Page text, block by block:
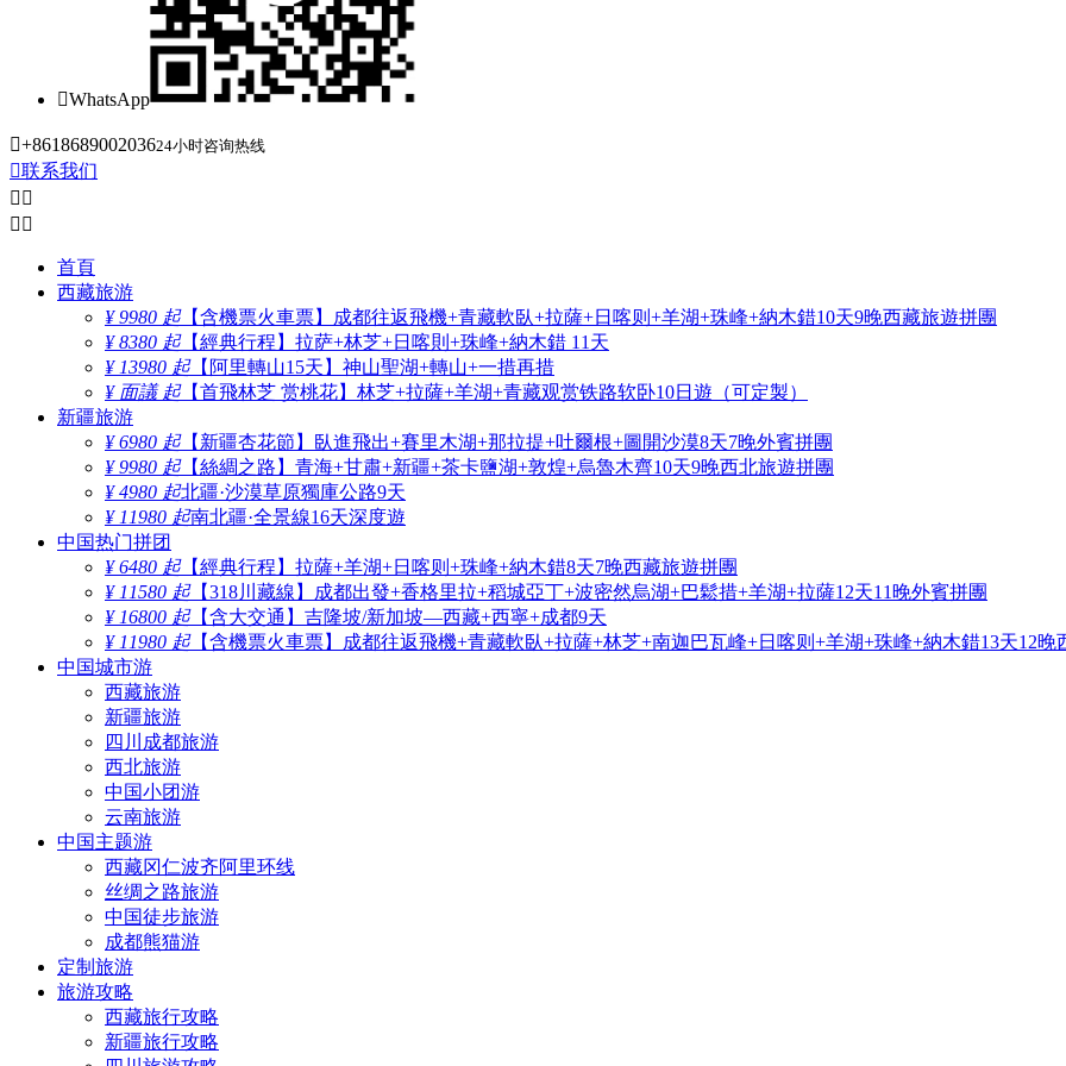
WhatsApp
+861868900203624小时咨询热线
联系我们
 
 
首頁
西藏旅游
¥ 9980 起【含機票火車票】成都往返飛機+青藏軟臥+拉薩+日喀则+羊湖+珠峰+納木錯10天9晚西藏旅遊拼團
¥ 8380 起【經典行程】拉萨+林芝+日喀則+珠峰+納木錯 11天
¥ 13980 起【阿里轉山15天】神山聖湖+轉山+一措再措
¥ 面議 起【首飛林芝 赏桃花】林芝+拉薩+羊湖+青藏观赏铁路软卧10日遊（可定製）
新疆旅游
¥ 6980 起【新疆杏花節】臥進飛出+賽里木湖+那拉提+吐爾根+圖開沙漠8天7晚外賓拼團
¥ 9980 起【絲綢之路】青海+甘肅+新疆+茶卡鹽湖+敦煌+烏魯木齊10天9晚西北旅遊拼團
¥ 4980 起北疆·沙漠草原獨庫公路9天
¥ 11980 起南北疆·全景線16天深度遊
中国热门拼团
¥ 6480 起【經典行程】拉薩+羊湖+日喀则+珠峰+納木錯8天7晚西藏旅遊拼團
¥ 11580 起【318川藏線】成都出發+香格里拉+稻城亞丁+波密然烏湖+巴鬆措+羊湖+拉薩12天11晚外賓拼團
¥ 16800 起【含大交通】吉隆坡/新加坡—西藏+西寧+成都9天
¥ 11980 起【含機票火車票】成都往返飛機+青藏軟臥+拉薩+林芝+南迦巴瓦峰+日喀则+羊湖+珠峰+納木錯13天12晚
中国城市游
西藏旅游
新疆旅游
四川成都旅游
西北旅游
中国小团游
云南旅游
中国主题游
西藏冈仁波齐阿里环线
丝绸之路旅游
中国徒步旅游
成都熊猫游
定制旅游
旅游攻略
西藏旅行攻略
新疆旅行攻略